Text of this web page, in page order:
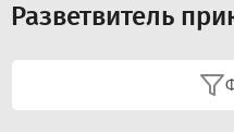
Разветвитель